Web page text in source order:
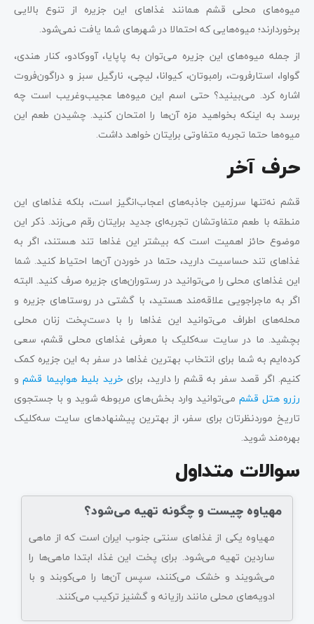
میوه‌های محلی قشم همانند غذاهای این جزیره از تنوع بالایی
برخوردارند؛ میوه‌هایی که احتمالا در شهرهای شما یافت نمی‌شود.
از جمله میوه‌های این جزیره می‌توان به پاپایا، آووکادو، کنار هندی،
گواوا، استارفروت، رامبوتان، کیوانا، لیچی، نارگیل سبز و دراگون‌فروت
اشاره کرد. می‌بینید؟ حتی اسم‌ این میوه‌ها عجیب‌وغریب است چه
برسد به اینکه بخواهید مزه آن‌ها را امتحان کنید. چشیدن طعم این
میوه‌ها حتما تجربه متفاوتی برایتان خواهد داشت.
حرف آخر
قشم نه‌تنها سرزمین جاذبه‌های اعجاب‌انگیز است، بلکه غذاهای این
منطقه با طعم متفاوتشان تجربه‌ای جدید برایتان رقم می‌زند. ذکر این
موضوع حائز اهمیت است که بیشتر این غذاها تند هستند، اگر به
غذاهای تند حساسیت دارید، حتما در خوردن آن‌ها احتیاط کنید. شما
این غذاهای محلی را می‌توانید در رستوران‌های جزیره صرف کنید. البته
اگر به ماجراجویی علاقه‌مند هستید، با گشتی در روستاهای جزیره و
محله‌های اطراف می‌توانید این غذاها را با دست‌پخت زنان محلی
بچشید. ما در سایت سه‌کلیک با معرفی غذاهای محلی قشم، سعی
کرده‌ایم به شما برای انتخاب بهترین غذاها در سفر به این جزیره کمک
کنیم. اگر قصد سفر به قشم را دارید، برایخرید بلیط هواپیما قشم و
رزرو هتل قشم می‌توانید وارد بخش‌های مربوطه شوید و با جستجوی
تاریخ موردنظرتان برای سفر، از بهترین پیشنهادهای سایت سه‌کلیک
بهره‌مند شوید.
سوالات متداول
مهیاوه چیست و چگونه تهیه می‌شود؟
مهیاوه یکی از غذاهای سنتی جنوب ایران است که از ماهی
ساردین تهیه می‌شود. برای پخت این غذا، ابتدا ماهی‌ها را
می‌شویند و خشک می‌کنند، سپس آن‌ها را می‌کوبند و با
ادویه‌های محلی مانند رازیانه و گشنیز ترکیب می‌کنند.